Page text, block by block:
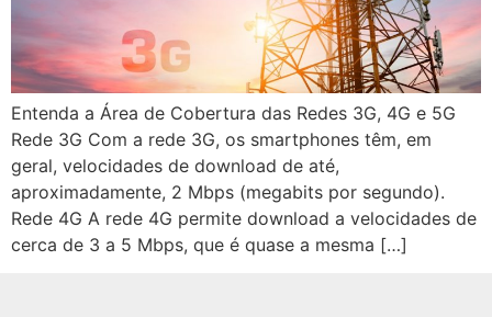
Entenda a Área de Cobertura das Redes 3G, 4G e 5G
Rede 3G Com a rede 3G, os smartphones têm, em
geral, velocidades de download de até,
aproximadamente, 2 Mbps (megabits por segundo).
Rede 4G A rede 4G permite download a velocidades de
cerca de 3 a 5 Mbps, que é quase a mesma […]